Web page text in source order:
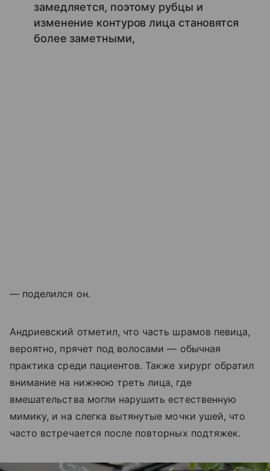
замедляется, поэтому рубцы и
изменение контуров лица становятся
более заметными,
— поделился он.
Андриевский отметил, что часть шрамов певица,
вероятно, прячет под волосами — обычная
практика среди пациентов. Также хирург обратил
внимание на нижнюю треть лица, где
вмешательства могли нарушить естественную
мимику, и на слегка вытянутые мочки ушей, что
часто встречается после повторных подтяжек.